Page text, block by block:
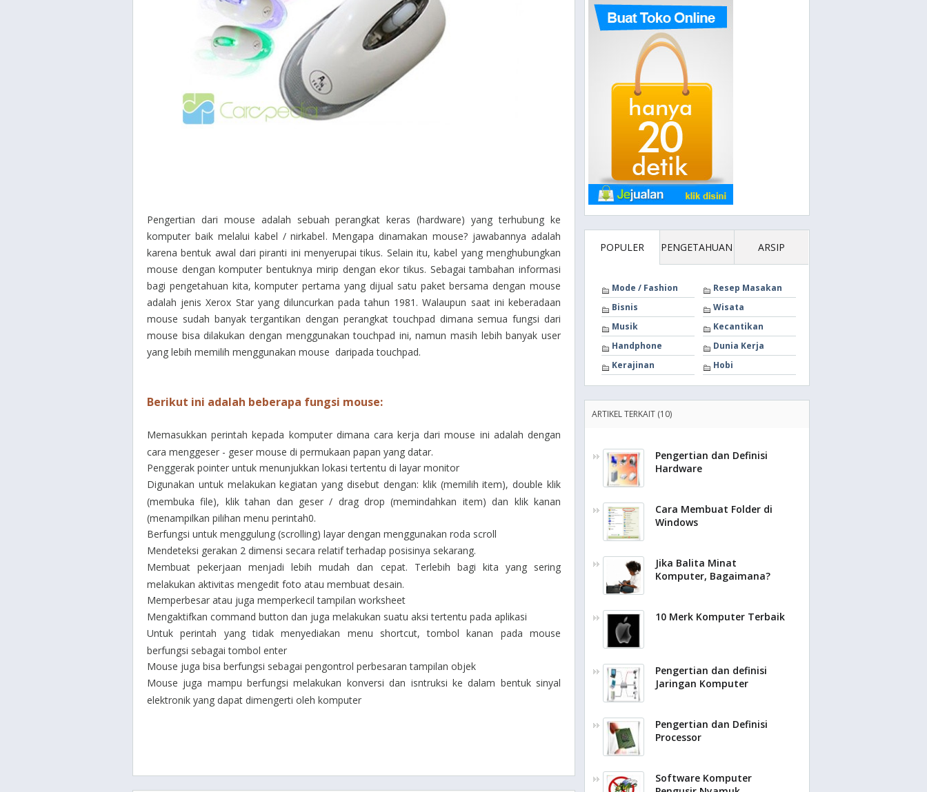
Pengertian dari mouse adalah sebuah perangkat keras (hardware) yang terhubung ke
komputer baik melalui kabel / nirkabel. Mengapa dinamakan mouse? jawabannya adalah
karena bentuk awal dari piranti ini menyerupai tikus. Selain itu, kabel yang menghubungkan
mouse dengan komputer bentuknya mirip dengan ekor tikus. Sebagai tambahan informasi
bagi pengetahuan kita, komputer pertama yang dijual satu paket bersama dengan mouse
adalah jenis Xerox Star yang diluncurkan pada tahun 1981. Walaupun saat ini keberadaan
mouse sudah banyak tergantikan dengan perangkat touchpad dimana semua fungsi dari
mouse bisa dilakukan dengan menggunakan touchpad ini, namun masih lebih banyak user
yang lebih memilih menggunakan mouse daripada touchpad.
Berikut ini adalah beberapa fungsi mouse:
Memasukkan perintah kepada komputer dimana cara kerja dari mouse ini adalah dengan
cara menggeser - geser mouse di permukaan papan yang datar.
Penggerak pointer untuk menunjukkan lokasi tertentu di layar monitor
Digunakan untuk melakukan kegiatan yang disebut dengan: klik (memilih item), double klik
(membuka file), klik tahan dan geser / drag drop (memindahkan item) dan klik kanan
(menampilkan pilihan menu perintah0.
Berfungsi untuk menggulung (scrolling) layar dengan menggunakan roda scroll
Mendeteksi gerakan 2 dimensi secara relatif terhadap posisinya sekarang.
Membuat pekerjaan menjadi lebih mudah dan cepat. Terlebih bagi kita yang sering
melakukan aktivitas mengedit foto atau membuat desain.
Memperbesar atau juga memperkecil tampilan worksheet
Mengaktifkan command button dan juga melakukan suatu aksi tertentu pada aplikasi
Untuk perintah yang tidak menyediakan menu shortcut, tombol kanan pada mouse
berfungsi sebagai tombol enter
Mouse juga bisa berfungsi sebagai pengontrol perbesaran tampilan objek
Mouse juga mampu berfungsi melakukan konversi dan isntruksi ke dalam bentuk sinyal
elektronik yang dapat dimengerti oleh komputer
POPULER PENGETAHUAN ARSIP
Mode / Fashion
Resep Masakan
Bisnis
Wisata
Musik
Kecantikan
Handphone
Dunia Kerja
Kerajinan
Hobi
ARTIKEL TERKAIT (10)
Pengertian dan Definisi
Hardware
Cara Membuat Folder di
Windows
Jika Balita Minat
Komputer, Bagaimana?
10 Merk Komputer Terbaik
Pengertian dan definisi
Jaringan Komputer
Pengertian dan Definisi
Processor
Software Komputer